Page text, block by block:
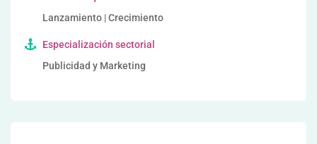
Lanzamiento | Crecimiento
Especialización sectorial
Publicidad y Marketing